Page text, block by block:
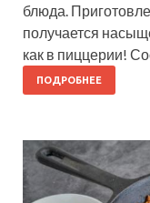
блюда.
получается
как в пиццерии!
ПОДРОБНЕЕ